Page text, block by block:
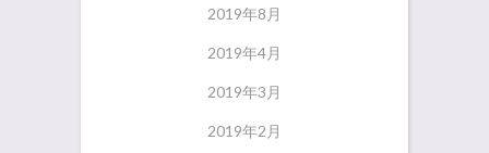
2019年8月
2019年4月
2019年3月
2019年2月